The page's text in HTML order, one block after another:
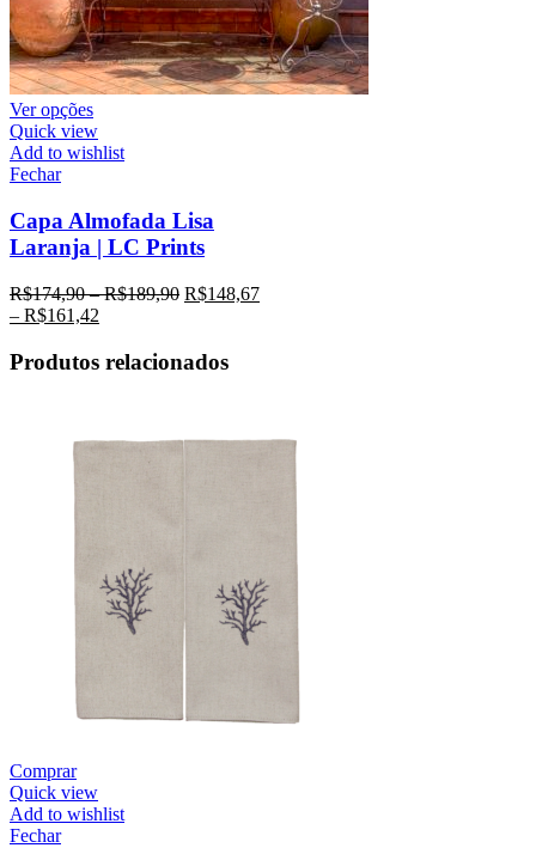
Ver opções
Quick view
Add to wishlist
Fechar
Capa Almofada Lisa
Laranja | LC Prints
R$174,90–R$189,90 R$148,67
– R$161,42
Produtos relacionados
Comprar
Quick view
Add to wishlist
Fechar